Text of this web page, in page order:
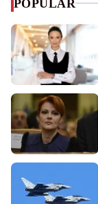
POPULAR